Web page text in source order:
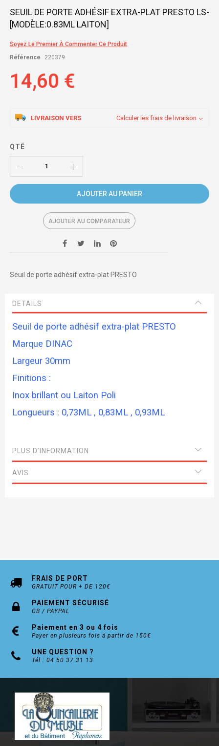
Skip
the
of
images
SEUIL DE PORTE ADHÉSIF EXTRA-PLAT PRESTO LS-
[MODÈLE:0.83ML LAITON]
Soyez Le Premier À Commenter Ce Produit
Référence
220379
14,60 €
LIVRAISON VERS Calculer les frais de livraison
QTÉ
AJOUTER AU PANIER
AJOUTER AU COMPARATEUR
Seuil de porte adhésif extra-plat PRESTO
DETAILS
Seuil de porte adhésif extra-plat PRESTO
Marque DINAC
Largeur 30mm
Finitions :
Inox brillant ou Laiton Poli
Longueurs : 0,73ML , 0,83ML , 0,93ML
PLUS D’INFORMATION
AVIS
FRAIS DE PORT
GRATUIT POUR + DE 120€
PAIEMENT SÉCURISÉ
CB / PAYPAL
Paiement en 3 ou 4 fois
Payer en plusieurs fois à partir de 150€
UNE QUESTION ?
Tél : 04 50 37 31 13